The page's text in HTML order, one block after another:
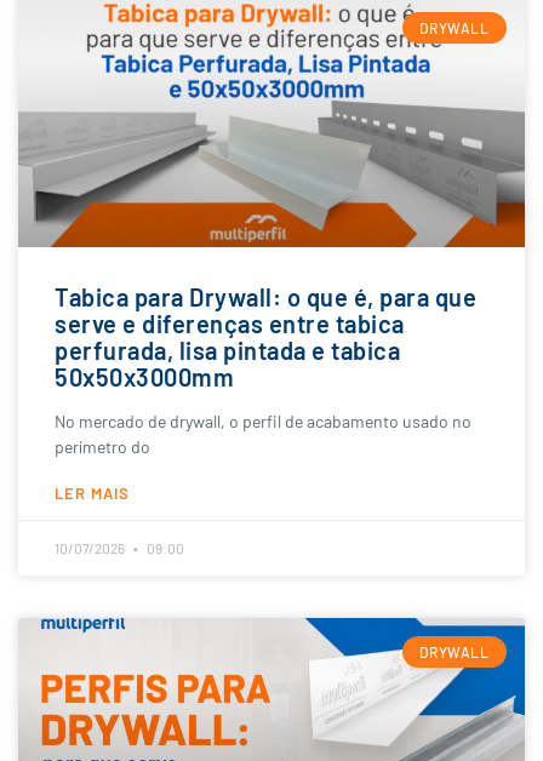
DRYWALL
Tabica para Drywall: o que é, para que
serve e diferenças entre tabica
perfurada, lisa pintada e tabica
50x50x3000mm
No mercado de drywall, o perfil de acabamento usado no
perímetro do
LER MAIS
10/07/2026 09:00
DRYWALL